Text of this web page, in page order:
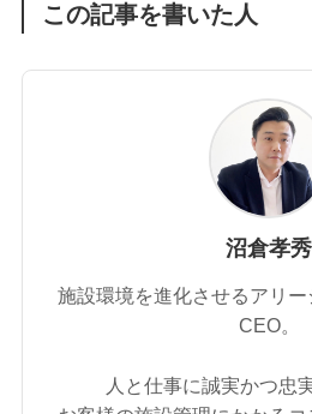
この記事を書いた人
沼倉孝秀
施設環境を進化させるアリ
CEO。
人と仕事に誠実かつ忠